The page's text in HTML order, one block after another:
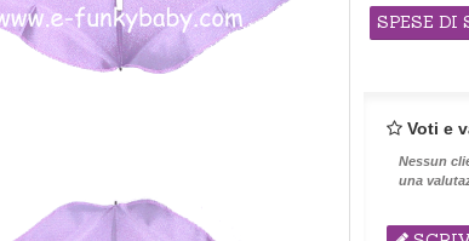
SPESE DI
Voti e
Nessun
una